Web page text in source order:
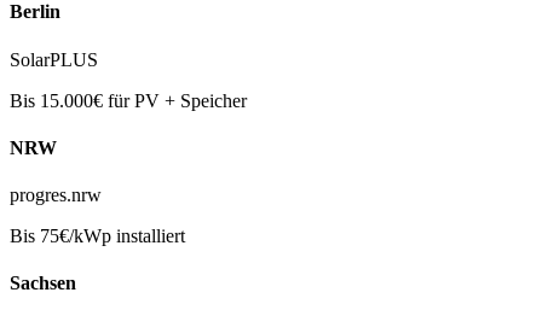
Berlin
SolarPLUS
Bis 15.000€ für PV + Speicher
NRW
progres.nrw
Bis 75€/kWp installiert
Sachsen